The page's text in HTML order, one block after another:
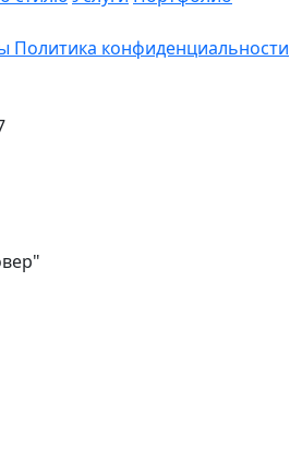
Политика конфиденциальности